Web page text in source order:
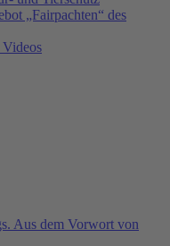
„Fairpachten“ des
Videos
Aus dem Vorwort von